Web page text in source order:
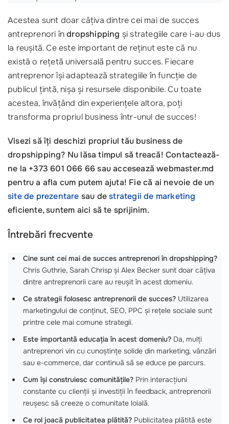
Acestea sunt doar câțiva dintre cei mai de succes
antreprenori îndropshipping și strategiile care i-au dus
la reușită. Ce este important de reținut este că nu
există o rețetă universală pentru succes. Fiecare
antreprenor își adaptează strategiile în funcție de
publicul țintă, nișa și resursele disponibile. Cu toate
acestea, învățând din experiențele altora, poți
transforma propriul business într-unul de succes!
Visezi să îți deschizi propriul tău business de
dropshipping? Nu lăsa timpul să treacă! Contactează-
ne la +373 601 066 66 sau accesează webmaster.md
pentru a afla cum putem ajuta! Fie că ai nevoie de un
site de prezentare sau destrategii de marketing
eficiente, suntem aici să te sprijinim.
Întrebări frecvente
Cine sunt cei mai de succes antreprenori în dropshipping?
Chris Guthrie, Sarah Chrisp și Alex Becker sunt doar câțiva
dintre antreprenorii care au reușit în acest domeniu.
Ce strategii folosesc antreprenorii de succes? Utilizarea
marketingului de conținut, SEO, PPC și rețele sociale sunt
printre cele mai comune strategii.
Este importantă educația în acest domeniu? Da, mulți
antreprenori vin cu cunoștințe solide din marketing, vânzări
sau e-commerce, dar continuă să se educe pe parcurs.
Cum își construiesc comunitățile? Prin interacțiuni
constante cu clienții și investiții în feedback, antreprenorii
reușesc să creeze o comunitate loială.
Ce rol joacă publicitatea plătită? Publicitatea plătită este